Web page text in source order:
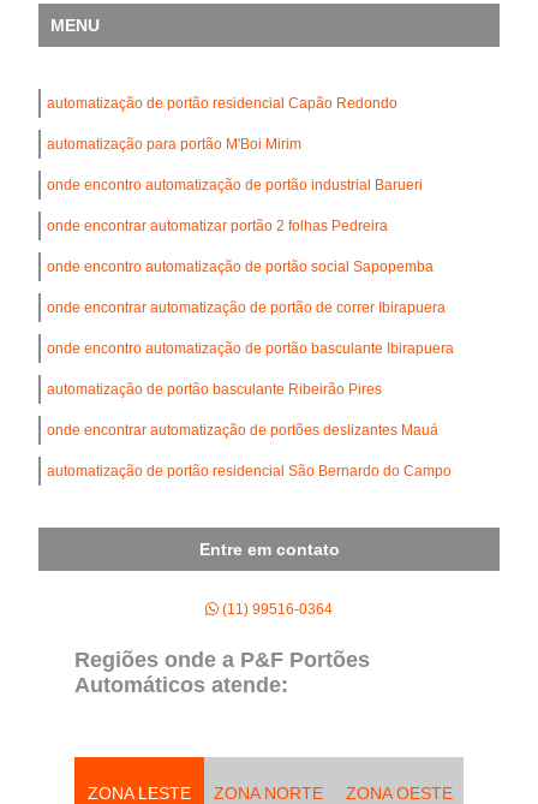
MENU
automatização de portão residencial Capão Redondo
automatização para portão M'Boi Mirim
onde encontro automatização de portão industrial Barueri
onde encontrar automatizar portão 2 folhas Pedreira
onde encontro automatização de portão social Sapopemba
onde encontrar automatização de portão de correr Ibirapuera
onde encontro automatização de portão basculante Ibirapuera
automatização de portão basculante Ribeirão Pires
onde encontrar automatização de portões deslizantes Mauá
automatização de portão residencial São Bernardo do Campo
Entre em contato
(11) 99516-0364
Regiões onde a P&F Portões
Automáticos atende:
ZONA LESTE ZONA NORTE ZONA OESTE